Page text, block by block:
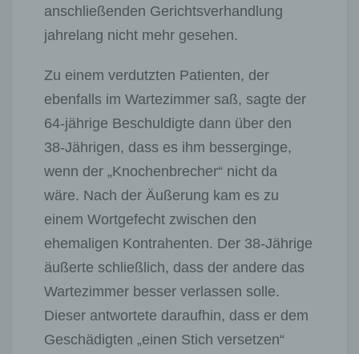
anschließenden Gerichtsverhandlung
jahrelang nicht mehr gesehen.
Zu einem verdutzten Patienten, der
ebenfalls im Wartezimmer saß, sagte der
64-jährige Beschuldigte dann über den
38-Jährigen, dass es ihm besserginge,
wenn der „Knochenbrecher“ nicht da
wäre. Nach der Äußerung kam es zu
einem Wortgefecht zwischen den
ehemaligen Kontrahenten. Der 38-Jährige
äußerte schließlich, dass der andere das
Wartezimmer besser verlassen solle.
Dieser antwortete daraufhin, dass er dem
Geschädigten „einen Stich versetzen“